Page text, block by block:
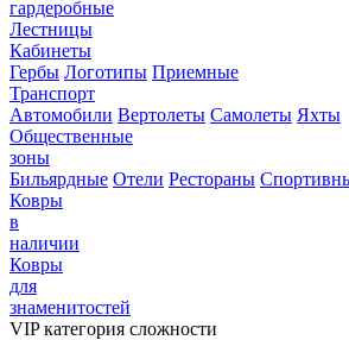
гардеробные
Лестницы
Кабинеты
Гербы Логотипы Приемные
Транспорт
Автомобили Вертолеты Самолеты Яхты
Общественные
зоны
Бильярдные Отели Рестораны
Ковры
в
наличии
Ковры
для
знаменитостей
VIP категория сложности